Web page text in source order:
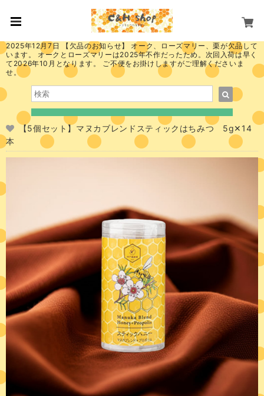
2025年12月7日 【欠品のお知らせ】 オーク、ローズマリー、栗が欠品して
います。 オークとローズマリーは2025年不作だったため。次回入荷は早く
て2026年10月となります。 ご不便をお掛けしますがご理解くださいま
せ。
【5個セット】マヌカブレンドスティックはちみつ 5g✕14
本